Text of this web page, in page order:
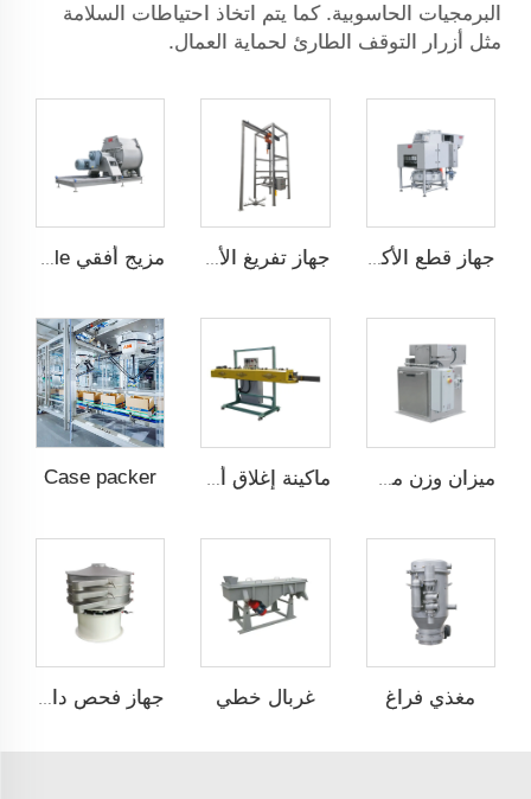
البرمجيات الحاسوبية. كما يتم اتخاذ احتياطات السلامة
مثل أزرار التوقف الطارئ لحماية العمال.
جهاز قطع الأكياس تلقائيًا جهاز تفريغ الأكياس الضخمة مزيج أفقي QUICK Dismantle
ميزان وزن من نوع الشبكة Case packer
مغذي فراغ غربال خطي جهاز فحص دائري